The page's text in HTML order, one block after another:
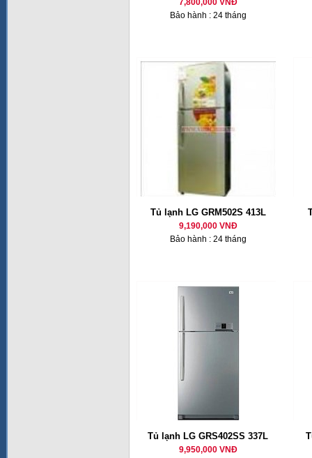
7,800,000 VNĐ
Bảo hành : 24 tháng
Tủ lạnh LG GRM502S 413L
9,190,000 VNĐ
Bảo hành : 24 tháng
Tủ lạnh LG GRS402SS 337L
9,950,000 VNĐ